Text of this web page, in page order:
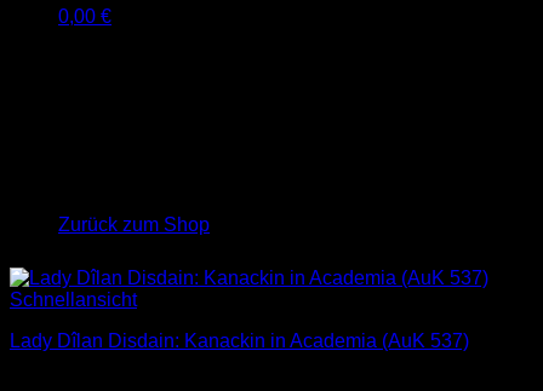
0,00 €
Zurück zum Shop
Schnellansicht
Lady Dîlan Disdain: Kanackin in Academia (AuK 537)